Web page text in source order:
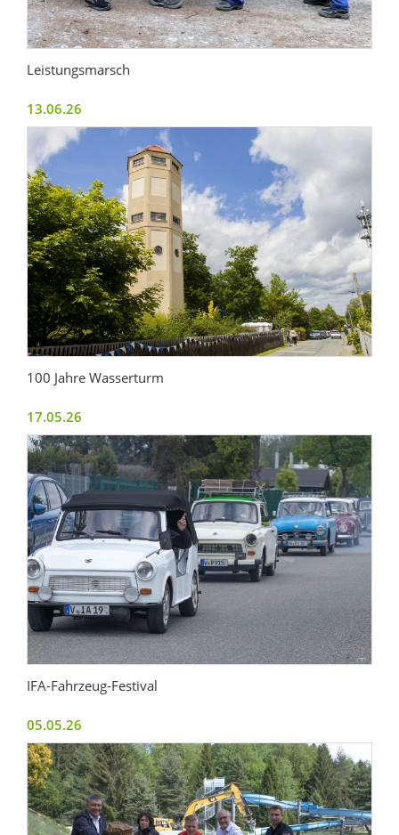
Leistungsmarsch
13.06.26
100 Jahre Wasserturm
17.05.26
IFA-Fahrzeug-Festival
05.05.26